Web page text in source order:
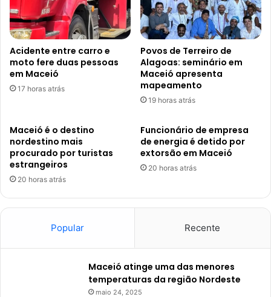
Acidente entre carro e
moto fere duas pessoas
em Maceió
17 horas atrás
Povos de Terreiro de
Alagoas: seminário em
Maceió apresenta
mapeamento
19 horas atrás
Maceió é o destino
nordestino mais
procurado por turistas
estrangeiros
20 horas atrás
Funcionário de empresa
de energia é detido por
extorsão em Maceió
20 horas atrás
Popular Recente
Maceió atinge uma das menores
temperaturas da região Nordeste
maio 24, 2025